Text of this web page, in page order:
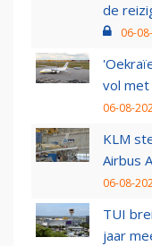
de
06-
vol
06-08-
KLM
Airbus
06-08-
TUI
jaar